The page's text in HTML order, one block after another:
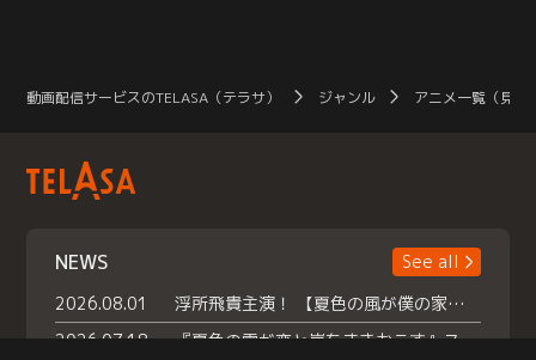
動画配信サービスのTELASA（テラサ） ジャンル アニメ一覧（見放
NEWS
See all
2026.08.01
浮所飛貴主演！ 【夏色の風が僕の家にやってきた】 本日よりテラサで独占配信スタート！
2026.07.18
『夏色の雲が恋と嵐をまきおこす』スペシャルメイキング 【Part1】2026年７月18日（土）23時30分～配信スタート！話題のシーンの裏側を大公開！豪華キャスト大集合！ 『武宮家 真夏の家族会議』開催！